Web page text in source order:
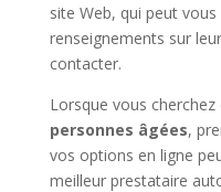
site Web, qui peut
renseignements sur
contacter.
Lorsque vous cherchez
personnes âgées,
vos options en ligne
meilleur prestataire